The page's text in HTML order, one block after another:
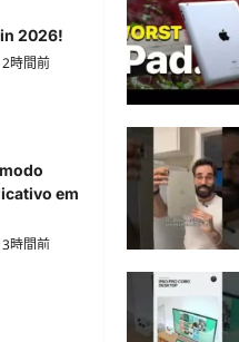
2026!
時間前
em
時間前